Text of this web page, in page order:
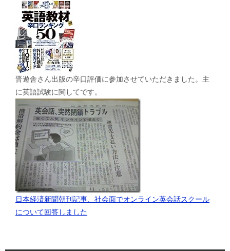
晋遊舎さん出版の辛口評価に参加させていただきました。主
に英語試験に関してです。
日本経済新聞朝刊記事、社会面でオンライン英会話スクール
について回答しました